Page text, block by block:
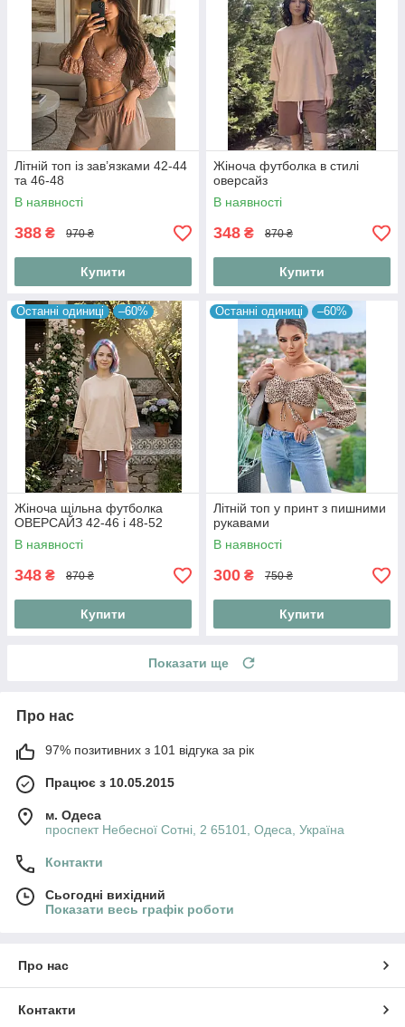
Літній топ із зав’язками 42-44
та 46-48
В наявності
388 ₴ 970 ₴
Купити
Жіноча футболка в стилі
оверсайз
В наявності
348 ₴ 870 ₴
Купити
Останні одиниці –60%
Жіноча щільна футболка
ОВЕРСАЙЗ 42-46 і 48-52
В наявності
348 ₴ 870 ₴
Купити
Останні одиниці –60%
Літній топ у принт з пишними
рукавами
В наявності
300 ₴ 750 ₴
Купити
Показати ще
Про нас
97% позитивних з 101 відгука за рік
Працює з 10.05.2015
м. Одеса
проспект Небесної Сотні, 2 65101, Одеса, Україна
Контакти
Сьогодні вихідний
Показати весь графік роботи
Про нас
Контакти